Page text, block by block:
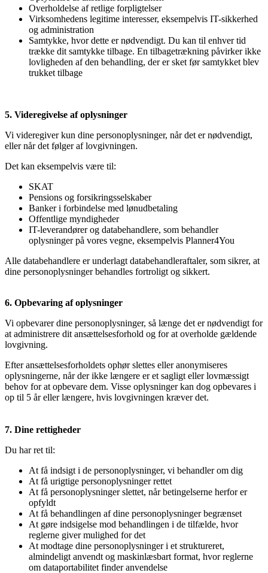
Overholdelse af retlige forpligtelser
Virksomhedens legitime interesser, eksempelvis IT-sikkerhed
og administration
Samtykke, hvor dette er nødvendigt. Du kan til enhver tid
trække dit samtykke tilbage. En tilbagetrækning påvirker ikke
lovligheden af den behandling, der er sket før samtykket blev
trukket tilbage
5. Videregivelse af oplysninger
Vi videregiver kun dine personoplysninger, når det er nødvendigt,
eller når det følger af lovgivningen.
Det kan eksempelvis være til:
SKAT
Pensions og forsikringsselskaber
Banker i forbindelse med lønudbetaling
Offentlige myndigheder
IT-leverandører og databehandlere, som behandler
oplysninger på vores vegne, eksempelvis Planner4You
Alle databehandlere er underlagt databehandleraftaler, som sikrer, at
dine personoplysninger behandles fortroligt og sikkert.
6. Opbevaring af oplysninger
Vi opbevarer dine personoplysninger, så længe det er nødvendigt for
at administrere dit ansættelsesforhold og for at overholde gældende
lovgivning.
Efter ansættelsesforholdets ophør slettes eller anonymiseres
oplysningerne, når der ikke længere er et sagligt eller lovmæssigt
behov for at opbevare dem. Visse oplysninger kan dog opbevares i
op til 5 år eller længere, hvis lovgivningen kræver det.
7. Dine rettigheder
Du har ret til:
At få indsigt i de personoplysninger, vi behandler om dig
At få urigtige personoplysninger rettet
At få personoplysninger slettet, når betingelserne herfor er
opfyldt
At få behandlingen af dine personoplysninger begrænset
At gøre indsigelse mod behandlingen i de tilfælde, hvor
reglerne giver mulighed for det
At modtage dine personoplysninger i et struktureret,
almindeligt anvendt og maskinlæsbart format, hvor reglerne
om dataportabilitet finder anvendelse